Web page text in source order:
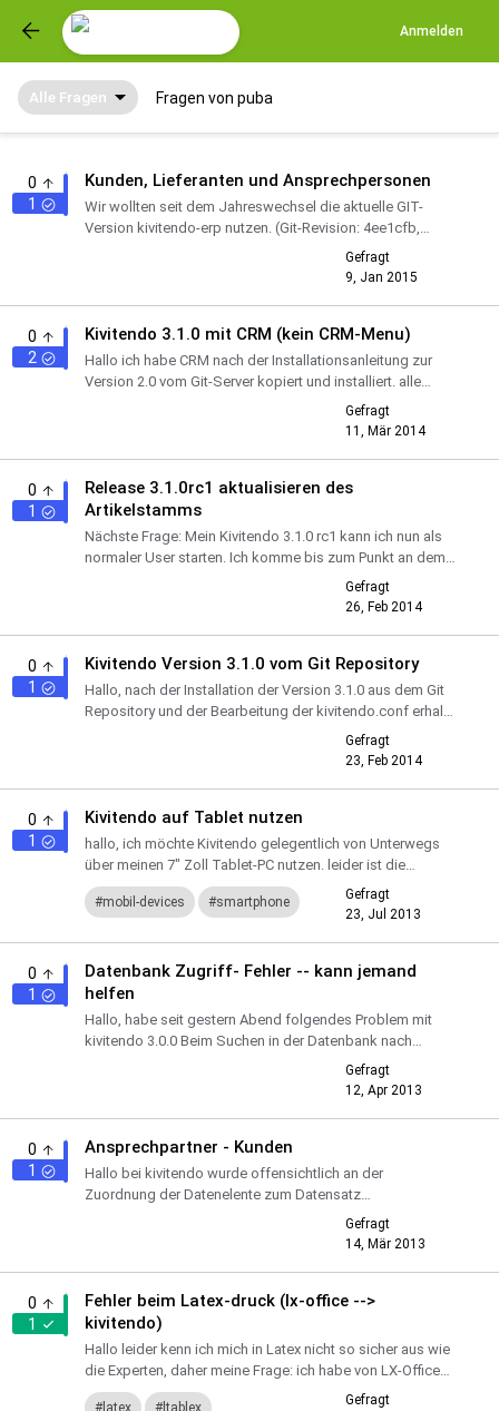
Anmelden
Alle Fragen Fragen von puba
0
1
Kunden, Lieferanten und Ansprechpersonen
Wir wollten seit dem Jahreswechsel die aktuelle GIT-
Version kivitendo-erp nutzen. (Git-Revision: 4ee1cfb,
04.12.2014 19:04:58 +0100) Leider treten bei uns folgende
Gefragt
9, Jan 2015
0
2
Kivitendo 3.1.0 mit CRM (kein CRM-Menu)
Hallo ich habe CRM nach der Installationsanleitung zur
Version 2.0 vom Git-Server kopiert und installiert. alle
pear-Module installiert und das Verzeichnis kivitendo-crm
Gefragt
11, Mär 2014
0
1
Release 3.1.0rc1 aktualisieren des
Artikelstamms
Nächste Frage: Mein Kivitendo 3.1.0 rc1 kann ich nun als
normaler User starten. Ich komme bis zum Punkt an dem
die Artikeldatenbank aktualisiert werden soll. Da es in un...
Gefragt
26, Feb 2014
0
1
Kivitendo Version 3.1.0 vom Git Repository
Hallo, nach der Installation der Version 3.1.0 aus dem Git
Repository und der Bearbeitung der kivitendo.conf erhalte
ich folgende Fehlermeldung: Während der Ausführung ...
Gefragt
23, Feb 2014
0
1
Kivitendo auf Tablet nutzen
hallo, ich möchte Kivitendo gelegentlich von Unterwegs
über meinen 7" Zoll Tablet-PC nutzen. leider ist die
Darstellung so klein, dass man nicht damit arbeiten kann.
Ma...
Gefragt
23, Jul 2013
mobil-devices smartphone
0
1
Datenbank Zugriff- Fehler -- kann jemand
helfen
Hallo, habe seit gestern Abend folgendes Problem mit
kivitendo 3.0.0 Beim Suchen in der Datenbank nach
Kunden, Artikeln usw. komme ich bis zur Auflistung der
Gefragt
12, Apr 2013
0
1
Ansprechpartner - Kunden
Hallo bei kivitendo wurde offensichtlich an der
Zuordnung der Datenelente zum Datensatz
"Ansprechpartner" gegenüber der Version von lx-office
Gefragt
14, Mär 2013
0
1
Fehler beim Latex-druck (lx-office -->
kivitendo)
Hallo leider kenn ich mich in Latex nicht so sicher aus wie
die Experten, daher meine Frage: ich habe von LX-Office
2.70 auf kivitendo 3.0 umgestellt. Datenbank übernomm...
Gefragt